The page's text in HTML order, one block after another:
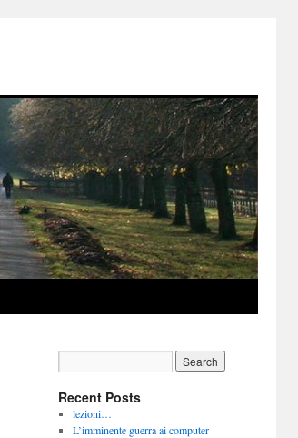
Recent Posts
lezioni…
L’imminente guerra ai computer